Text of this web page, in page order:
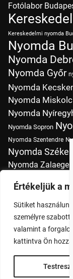
Értékeljük a
Sütiket
személyre szabott
valamint a
kattintva Ön
Fotólabor
Kereskedelmi nyomda
Nyomda
Nyomda
Nyomda Győr
Nyomda
Nyomda Miskolc
Nyomda
Nyomda Sopron
Nyomda Szentendre
Nyomda
Nyomda
Pólónyomtatás
Tudásbázis